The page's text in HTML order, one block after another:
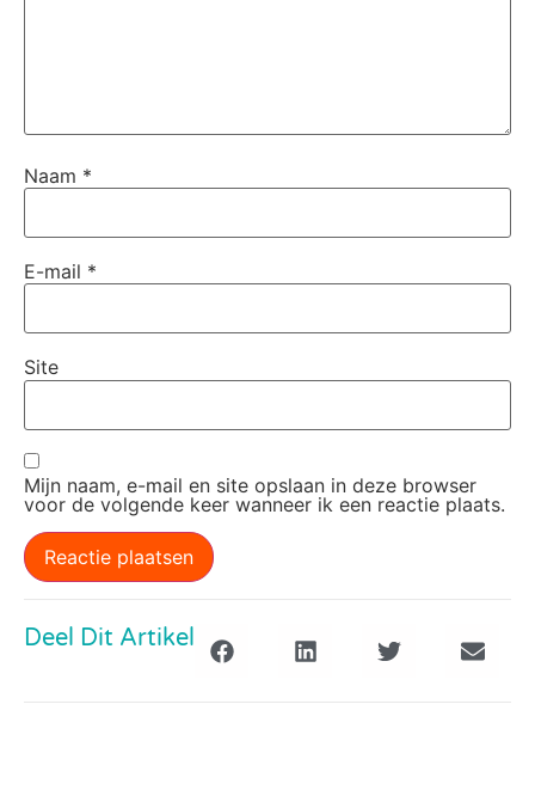
Naam *
E-mail *
Site
Mijn naam, e-mail en site opslaan in deze browser
voor de volgende keer wanneer ik een reactie plaats.
Deel Dit Artikel